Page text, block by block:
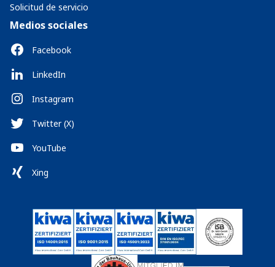
Solicitud de servicio
Medios sociales
Facebook
LinkedIn
Instagram
Twitter (X)
YouTube
Xing